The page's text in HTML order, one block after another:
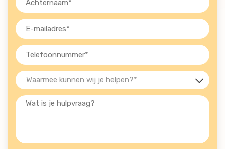
(Vereist)
E-
mailadres
(Vereist)
Telefoon
(Vereist)
Waarmee
kunnen
wij
(Vereist)
Wat
hulpvraag?